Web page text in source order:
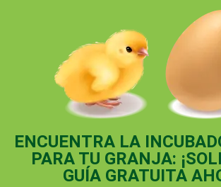
ENCUENTRA LA
PARA TU GRANJA:
GUÍA GRATUITA